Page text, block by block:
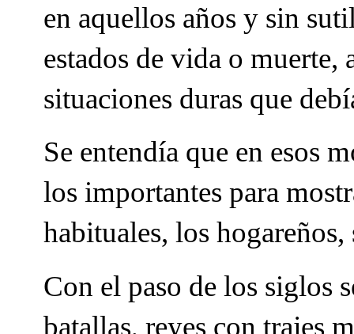
en aquellos años y sin
estados de vida o muerte,
situaciones duras que
Se entendía que en esos
los importantes para
habituales, los
Con el paso de los siglos
batallas, reyes con trajes